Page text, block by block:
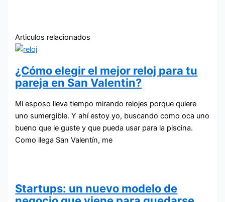
Articulos relacionados
¿Cómo elegir el mejor reloj para tu
pareja en San Valentin?
Mi esposo lleva tiempo mirando relojes porque quiere
uno sumergible. Y ahí estoy yo, buscando como oca uno
bueno que le guste y que pueda usar para la piscina.
Como llega San Valentín, me
Startups: un nuevo modelo de